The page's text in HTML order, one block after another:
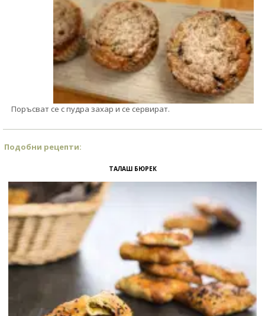
Поръсват се с пудра захар и се сервират.
Подобни рецепти:
ТАЛАШ БЮРЕК